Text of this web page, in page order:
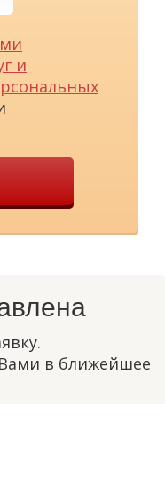
и
в ближейшее